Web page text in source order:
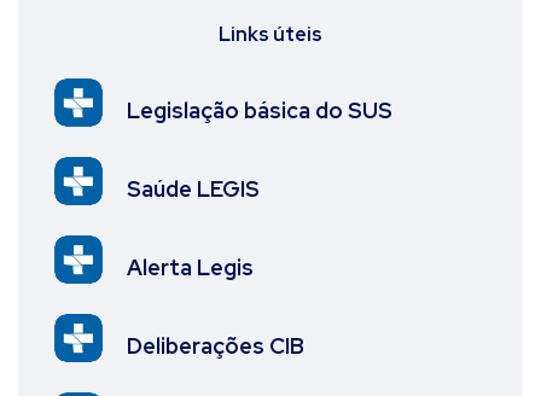
Links úteis
Legislação básica do SUS
Saúde LEGIS
Alerta Legis
Deliberações CIB